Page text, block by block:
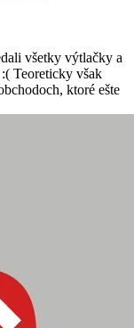
všetky výtlačky a
Teoreticky však
ktoré ešte